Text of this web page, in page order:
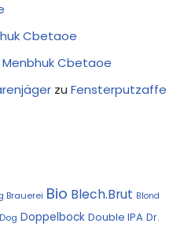
Cbetaoe
Cbetaoe
zu Fensterputzaffe
Brauerei Bio Blech.Brut Blond
Doppelbock Double IPA Dr.